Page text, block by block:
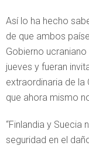
Así lo ha hecho
de que ambos
Gobierno
jueves y fueran
extraordinaria de la
que ahora mismo
“Finlandia y Suecia
seguridad en el